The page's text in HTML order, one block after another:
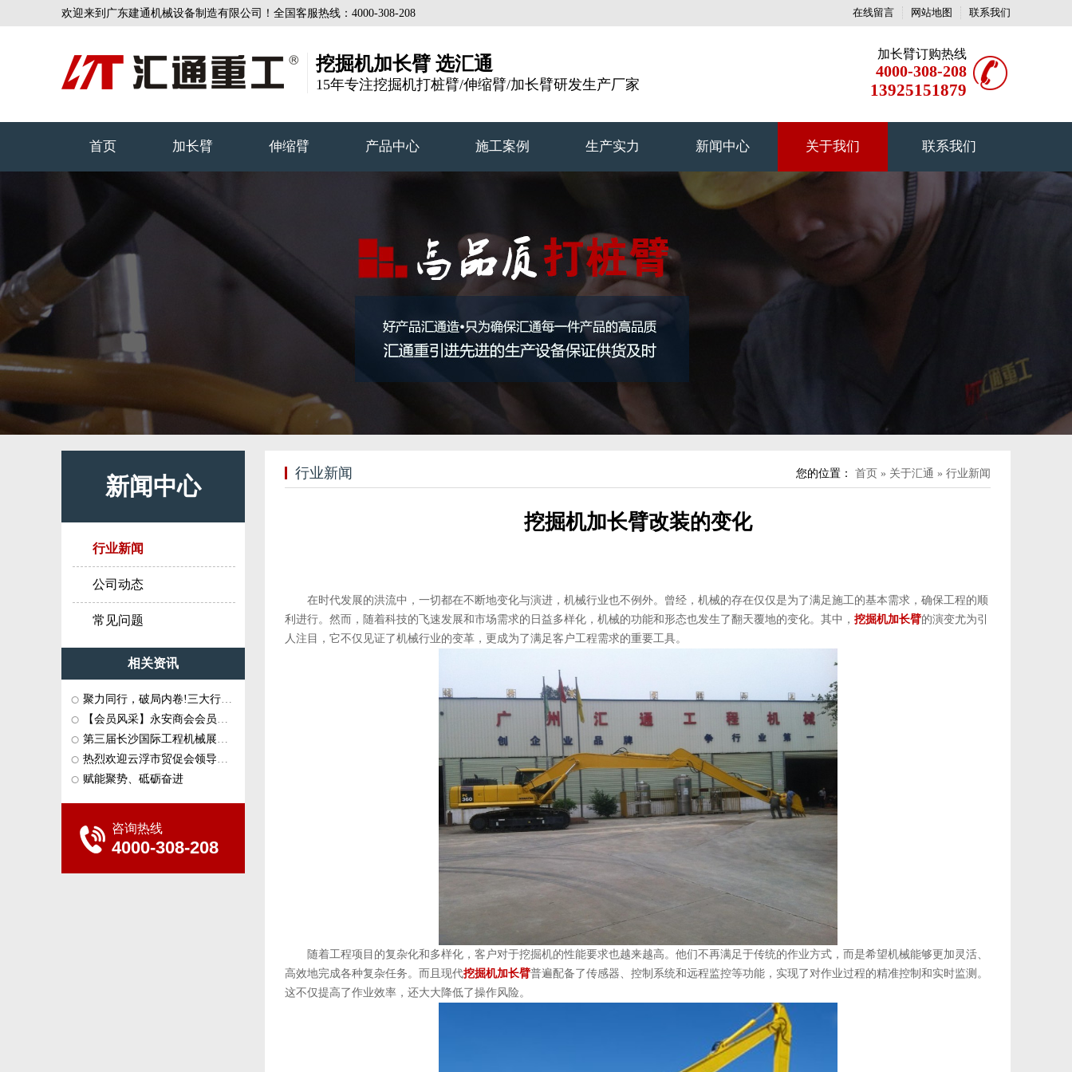
欢迎来到广东建通机械设备制造有限公司！全国客服热线：4000-308-208 在线留言 网站地图 联系我们
挖掘机加长臂 选汇通
15年专注挖掘机打桩臂/伸缩臂/加长臂研发生产厂家
加长臂订购热线
4000-308-208
13925151879
首页 加长臂 伸缩臂 产品中心 施工案例 生产实力 新闻中心 关于我们 联系我们
新闻中心
行业新闻
公司动态
常见问题
相关资讯
聚力同行，破局内卷!三大行业商协···
【会员风采】永安商会会员企业：···
第三届长沙国际工程机械展会和中···
热烈欢迎云浮市贸促会领导一行莅···
赋能聚势、砥砺奋进
咨询热线
4000-308-208
行业新闻 您的位置： 首页 » 关于汇通 » 行业新闻
挖掘机加长臂改装的变化
在时代发展的洪流中，一切都在不断地变化与演进，机械行业也不例外。曾经，机械的存在仅仅是为了满足施工的基本需求，确保工程的顺
利进行。然而，随着科技的飞速发展和市场需求的日益多样化，机械的功能和形态也发生了翻天覆地的变化。其中， 挖掘机加长臂的演变尤为引
人注目，它不仅见证了机械行业的变革，更成为了满足客户工程需求的重要工具。
随着工程项目的复杂化和多样化，客户对于挖掘机的性能要求也越来越高。他们不再满足于传统的作业方式，而是希望机械能够更加灵活、
高效地完成各种复杂任务。而且现代挖掘机加长臂普遍配备了传感器、控制系统和远程监控等功能，实现了对作业过程的精准控制和实时监测。
这不仅提高了作业效率，还大大降低了操作风险。